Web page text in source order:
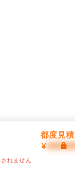
都度見
¥
れません